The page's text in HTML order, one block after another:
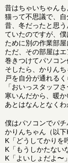
昔はちゃいちゃんも
猫って不思議で、自
昔、冬だったと思
ていたのですが、
ために別の作業部
ただ、その部屋は
巻きつけてパソコン
そしたら、かりん
戸を自分が通れるく
「おいっスタッフ
寒いんだから、暖か
あとはなんとなくわ
僕はパソコンでパチ
かりんちゃん（以下
K「どうしてかりを
K「もうしかたない
K「よいしょだよ〜」